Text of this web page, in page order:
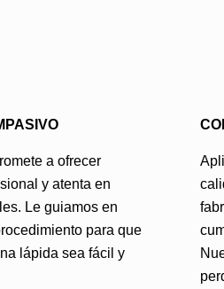
a ofrecer
y atenta en
Le guiamos en
para que
lápida sea fácil y